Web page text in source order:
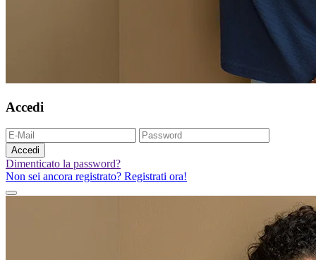
Accedi
Accedi
Dimenticato la password?
Non sei ancora registrato? Registrati ora!